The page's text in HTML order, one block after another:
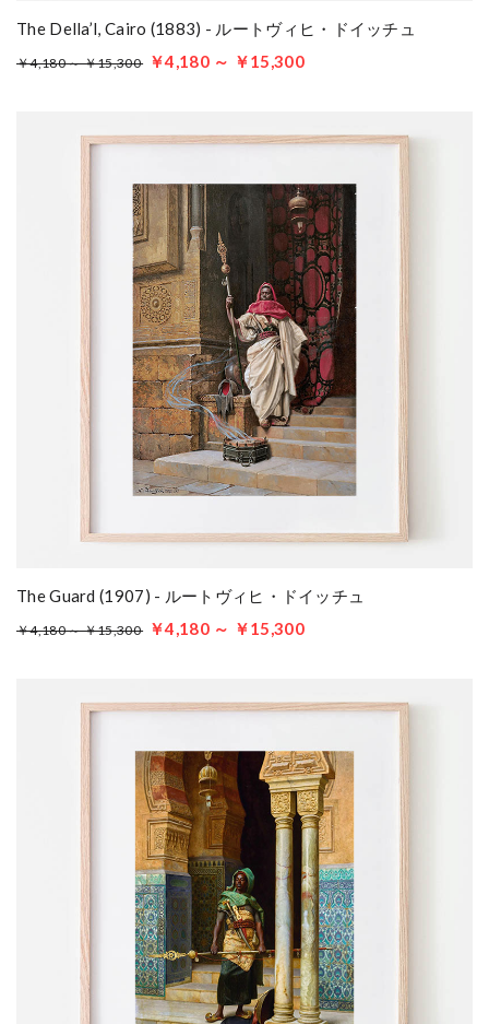
The Della’l, Cairo (1883) - ルートヴィヒ・ドイッチュ
￥4,180 ～ ￥15,300 ￥4,180 ～ ￥15,300
The Guard (1907) - ルートヴィヒ・ドイッチュ
￥4,180 ～ ￥15,300 ￥4,180 ～ ￥15,300